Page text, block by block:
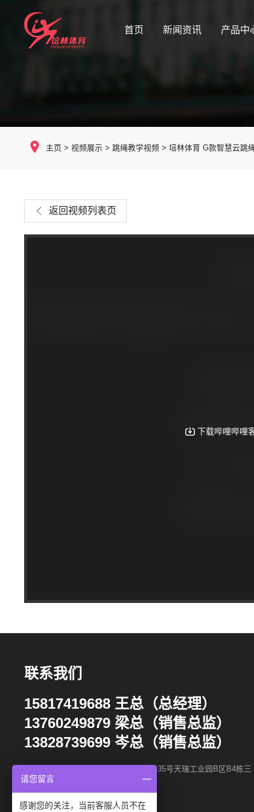
首页 新闻资讯 产品中
主页 >视频展示 > 跳绳教学视频 >培林体育 G款智慧云跳
返回视频列表页
联系我们
15817419688 王总（总经理）
13760249879 梁总（销售总监）
13828739699 岑总（销售总监）
地址：深圳市宝安区福海街道福园一路35号天瑞工业园B区B4栋三
请您留言
感谢您的关注，当前客服人员不在